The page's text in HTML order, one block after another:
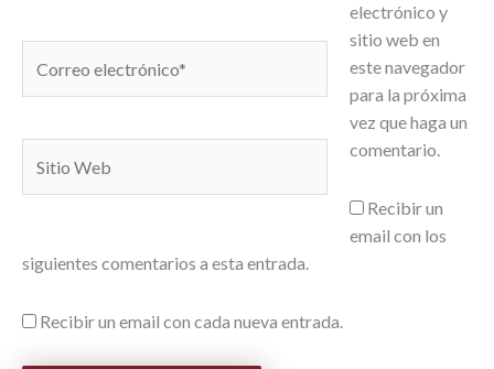
electrónico*
Web
electrónico y
sitio web en
este navegador
para la próxima
vez que haga un
comentario.
Recibir un
email con los
siguientes comentarios a esta entrada.
Recibir un email con cada nueva entrada.